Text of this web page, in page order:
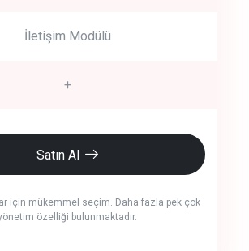
İletişim Modülü
+
Satın Al
için mükemmel seçim. Daha fazla pek çok
özelliği bulunmaktadır.